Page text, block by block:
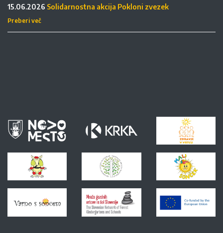
15.06.2026 Solidarnostna akcija Pokloni zvezek
Preberi več